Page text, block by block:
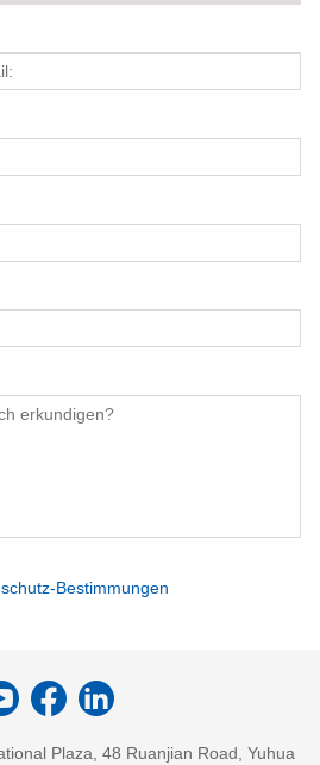
Bestimmungen
Plaza, 48 Ruanjian Road, Yuhua